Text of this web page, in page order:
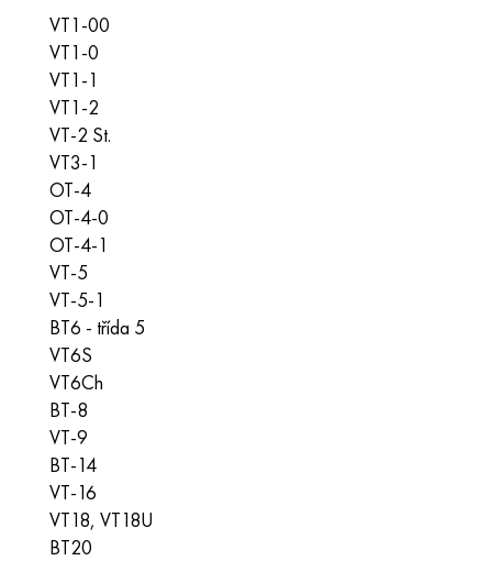
VT1-00
VT1-0
VT1-1
VT1-2
VT-2 St.
VT3-1
OT-4
OT-4-0
OT-4-1
VT-5
VT-5-1
BT6 - třída 5
VT6S
VT6Ch
BT-8
VT-9
BT-14
VT-16
VT18, VT18U
BT20